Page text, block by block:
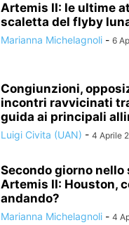
Artemis II: le ultime
scaletta del flyby
Marianna Michelagnoli - 6
Congiunzioni,
incontri ravvicinati
guida ai principali
Luigi Civita (UAN) - 4 Aprile
Secondo giorno nello
Artemis II: Houston,
andando?
Marianna Michelagnoli - 4